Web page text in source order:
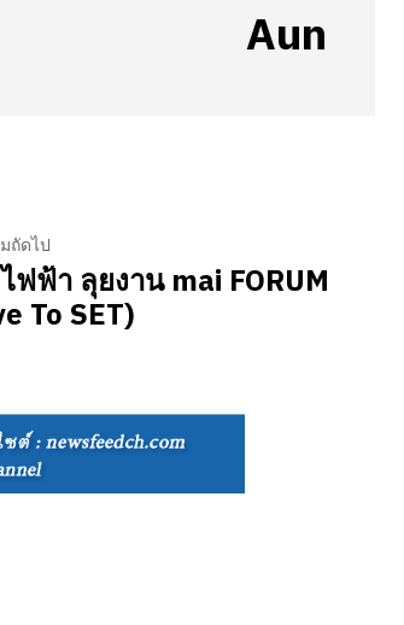
Aun
ถัดไป
ฟ้า ลุยงาน mai FORUM
To SET)